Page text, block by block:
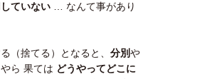
ていない … なんて事があり
（捨てる）となると、 分別や
やら 果ては どうやってどこに